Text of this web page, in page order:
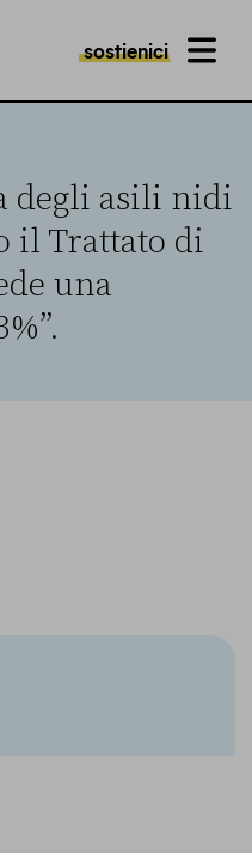
sostienici MENU
degli asili nidi
il Trattato di
una